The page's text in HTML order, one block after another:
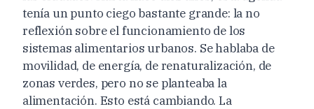
tenía un punto ciego bastante grande: la no
reflexión sobre el funcionamiento de los
sistemas alimentarios urbanos. Se hablaba de
movilidad, de energía, de renaturalización, de
zonas verdes, pero no se planteaba la
alimentación. Esto está cambiando. La